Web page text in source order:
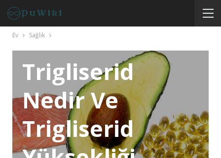
Ev Sağlık
SAĞLIK
Trigliserid
Nedir Ve
Trigliserid